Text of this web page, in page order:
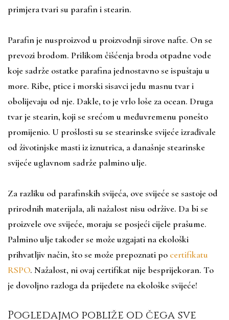
primjera tvari su parafin i stearin.
Parafin je nusproizvod u proizvodnji sirove nafte. On se
prevozi brodom. Prilikom čišćenja broda otpadne vode
koje sadrže ostatke parafina jednostavno se ispuštaju u
more. Ribe, ptice i morski sisavci jedu masnu tvar i
obolijevaju od nje. Dakle, to je vrlo loše za ocean. Druga
tvar je stearin, koji se srećom u međuvremenu ponešto
promijenio. U prošlosti su se stearinske svijeće izrađivale
od životinjske masti iz iznutrica, a današnje stearinske
svijeće uglavnom sadrže palmino ulje.
Za razliku od parafinskih svijeća, ove svijeće se sastoje od
prirodnih materijala, ali nažalost nisu održive. Da bi se
proizvele ove svijeće, moraju se posjeći cijele prašume.
Palmino ulje također se može uzgajati na ekološki
prihvatljiv način, što se može prepoznati po certifikatu
RSPO. Nažalost, ni ovaj certifikat nije besprijekoran. To
je dovoljno razloga da prijeđete na ekološke svijeće!
Pogledajmo pobliže od čega sve